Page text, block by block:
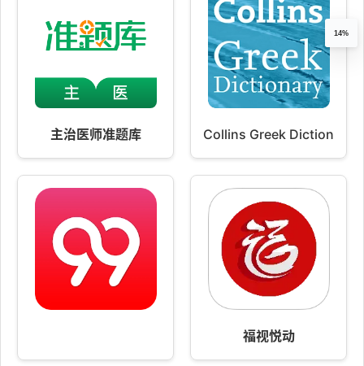
主治医师准题库 Collins Greek Dictionary
福视悦动
14%